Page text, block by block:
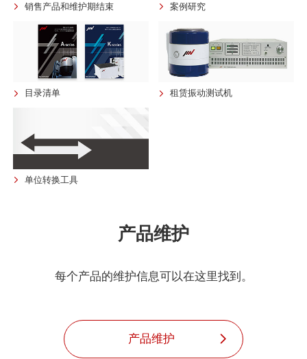
销售产品和维护期结束 案例研究
目录清单 租赁振动测试机
单位转换工具
产品维护
每个产品的维护信息可以在这里找到。
产品维护